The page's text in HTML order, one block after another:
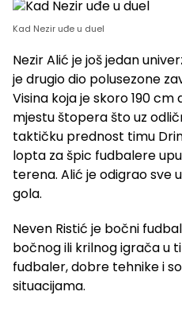
Kad Nezir uđe u duel
Nezir Alić je još jedan
je drugio dio polusezone
Visina koja je skoro 190
mjestu štopera što uz
taktičku prednost timu
lopta za špic fudbalere
terena. Alić je odigrao sve
gola.
Neven Ristić je bočni
bočnog ili krilnog igrača u
fudbaler, dobre tehnike i
situacijama.